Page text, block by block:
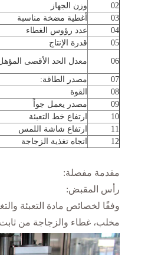
02
وزن الجهاز
03
أغطية مضخة مناسبة
04
عدد رؤوس الغطاء
05
قدرة الإنتاج
06 معدل الحد الأقصى
07
مصدر الطاقة:
08
القوة
09
مصدر يعمل جواً
10
ارتفاع خط التعبئة
11
ارتفاع شاشة اللمس
12
اتجاه تغذية الزجاجة
مقدمة مفصلة:
رأس المقبض:
وفقًا لخصائص مادة التعبئة
مخلب، غطاء والزجاجة من ثابت